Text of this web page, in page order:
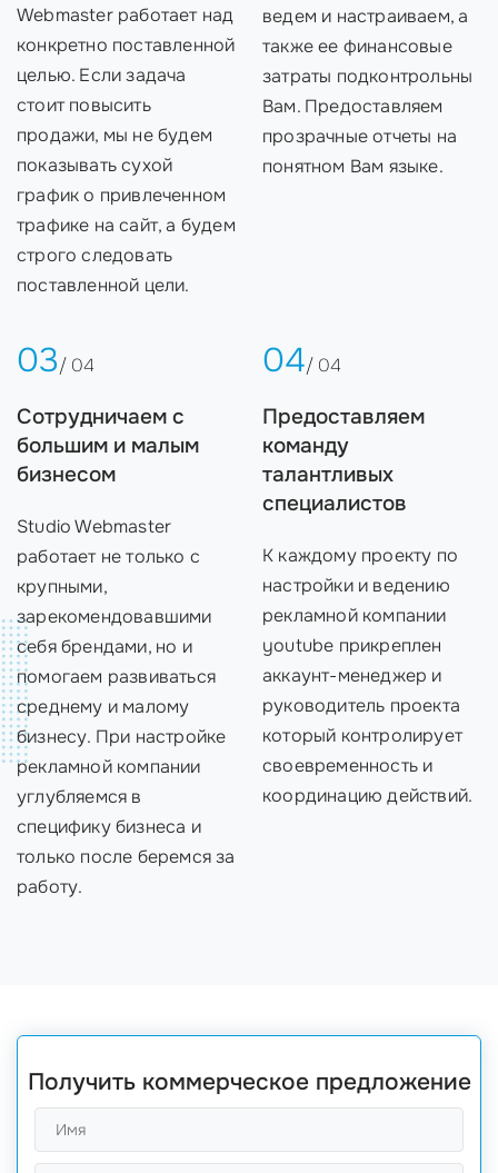
Webmaster работает над
конкретно поставленной
целью. Если задача
стоит повысить
продажи, мы не будем
показывать сухой
график о привлеченном
трафике на сайт, а будем
строго следовать
поставленной цели.
ведем и настраиваем, а
также ее финансовые
затраты подконтрольны
Вам. Предоставляем
прозрачные отчеты на
понятном Вам языке.
03/ 04
Сотрудничаем с
большим и малым
бизнесом
Studio Webmaster
работает не только с
крупными,
зарекомендовавшими
себя брендами, но и
помогаем развиваться
среднему и малому
бизнесу. При настройке
рекламной компании
углубляемся в
специфику бизнеса и
только после беремся за
работу.
04/ 04
Предоставляем
команду
талантливых
специалистов
К каждому проекту по
настройки и ведению
рекламной компании
youtube прикреплен
аккаунт-менеджер и
руководитель проекта
который контролирует
своевременность и
координацию действий.
Получить коммерческое предложение